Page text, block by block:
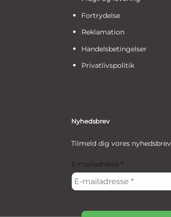
Fortrydelse
Reklamation
Handelsbetingelser
Privatlivspolitik
Nyhedsbrev
Tilmeld dig vores
E-mailadresse *